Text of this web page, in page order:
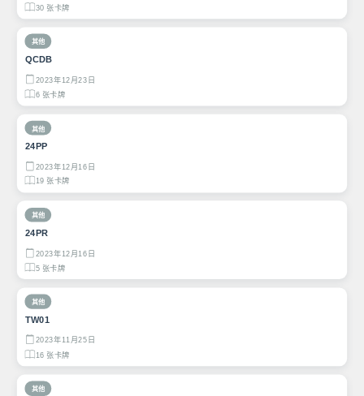
30 张卡牌
其他
QCDB
2023年12月23日
6 张卡牌
其他
24PP
2023年12月16日
19 张卡牌
其他
24PR
2023年12月16日
5 张卡牌
其他
TW01
2023年11月25日
16 张卡牌
其他